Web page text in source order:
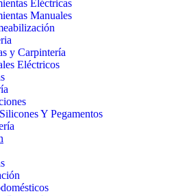
Eléctricas
Manuales
y Carpintería
Eléctricos
Y Pegamentos